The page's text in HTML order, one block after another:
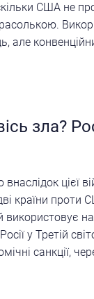
США не
але
зла?
цієї
країни
у Третій
санкції,